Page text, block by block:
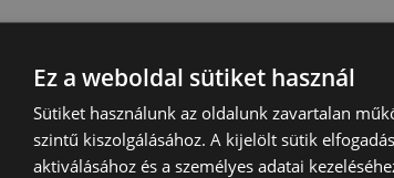
Ez a weboldal sütiket használ
Sütiket használunk az oldalunk zavartalan
szintű kiszolgálásához. A kijelölt sütik
aktiválásához és a személyes adatai